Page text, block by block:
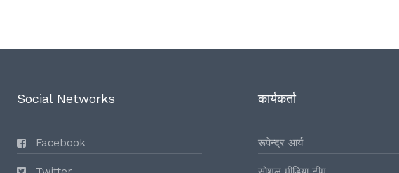
Social Networks
Facebook
कार्यकर्ता
रूपेन्द्र आर्य